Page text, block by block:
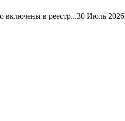
в реестр...30 Июль 2026